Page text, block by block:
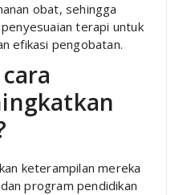
obat, sehingga
terapi untuk
efikasi pengobatan.
keterampilan mereka
program pendidikan